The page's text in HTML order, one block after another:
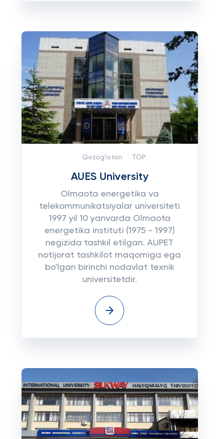
Qozog'iston TOP:
AUES University
Olmaota energetika va
telekommunikatsiyalar universiteti
1997 yil 10 yanvarda Olmaota
energetika instituti (1975 - 1997)
negizida tashkil etilgan. AUPET
notijorat tashkilot maqomiga ega
bo'lgan birinchi nodavlat texnik
universitetdir.